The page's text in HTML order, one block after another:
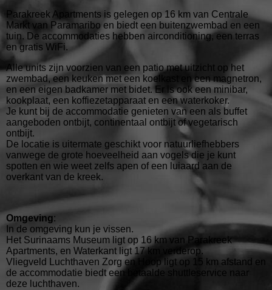
Parakreek Apartments is gelegen op 16 km van Centrale
Markt van Paramaribo en biedt een buitenzwembad en een
tuin. De accommodaties hebben airconditioning, een terras
en gratis WiFi.
Alle units zijn voorzien van een patio met uitzicht op het
zwembad, een keuken met een koelkast en een magnetron,
en een eigen badkamer met bidet. Er is ook een minibar,
kookplaat, een koffiezetapparaat en een waterkoker.
Je kunt bij de accommodatie genieten van een als buffet
aangeboden ontbijt, continentaal ontbijt of vegetarisch
ontbijt.
De locatie is uitermate geschikt voor natuurliefhebbers
vanwege de grote hoeveelheid aan vogels die je kunt
spotten en wie weet zelfs apen of een luiaard aan de
overkant van de kreek.
Omgeving:
In de omgeving kun je vissen.
Het Surinaams Museum ligt op 16 km van Parakreek
Apartments, en Waterkant ligt 17 km verderop.
Vliegveld Luchthaven Zorg en Hoop ligt op 15 km afstand en
de accommodatie biedt een betaalde shuttleservice naar
deze luchthaven.